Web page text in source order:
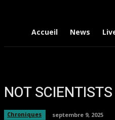
Accueil News
NOT
Chroniques septembre 9, 2025